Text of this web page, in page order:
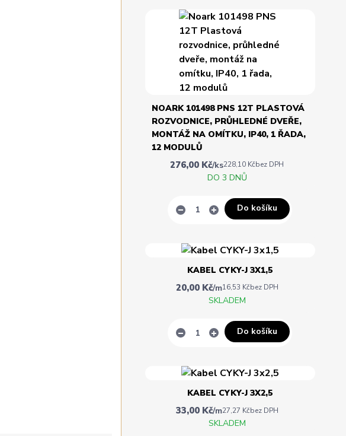
NOARK 101498 PNS 12T PLASTOVÁ
ROZVODNICE, PRŮHLEDNÉ DVEŘE,
MONTÁŽ NA OMÍTKU, IP40, 1 ŘADA,
12 MODULŮ
276,00 Kč/ks228,10 Kčbez DPH
DO 3 DNŮ
Do košíku
KABEL CYKY-J 3X1,5
20,00 Kč/m16,53 Kčbez DPH
SKLADEM
Do košíku
KABEL CYKY-J 3X2,5
33,00 Kč/m27,27 Kčbez DPH
SKLADEM